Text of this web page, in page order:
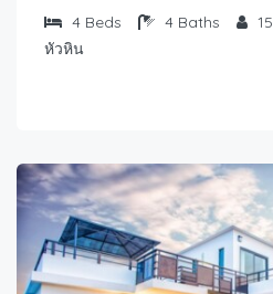
4 Beds 4 Baths 15
หัวหิน